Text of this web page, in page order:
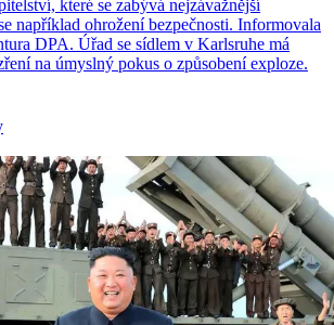
které se zabývá nejzávažnější
například ohrožení bezpečnosti. Informovala
DPA. Úřad se sídlem v Karlsruhe má
na úmyslný pokus o způsobení exploze.